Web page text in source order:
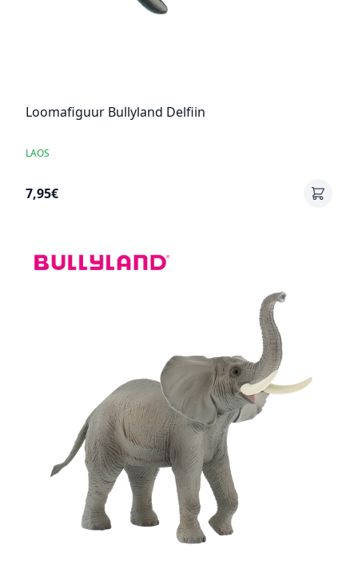
Loomafiguur Bullyland Delfiin
LAOS
7,95€